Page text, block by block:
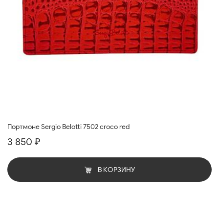
Портмоне Sergio Belotti 7502 croco red
3 850 ₽
В КОРЗИНУ